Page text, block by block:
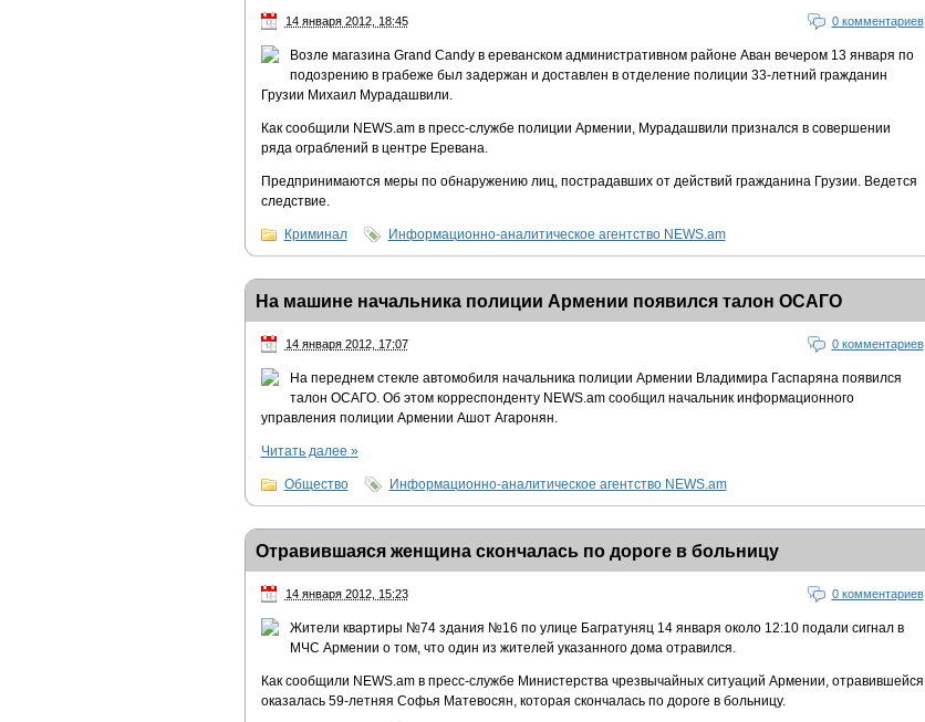
14 января 2012, 18:45 0 комментариев
Возле магазина Grand Candy в ереванском административном районе Аван вечером 13 января по
подозрению в грабеже был задержан и доставлен в отделение полиции 33-летний гражданин
Грузии Михаил Мурадашвили.
Как сообщили NEWS.am в пресс-службе полиции Армении, Мурадашвили признался в совершении
ряда ограблений в центре Еревана.
Предпринимаются меры по обнаружению лиц, пострадавших от действий гражданина Грузии. Ведется
следствие.
Криминал Информационно-аналитическое агентство NEWS.am
На машине начальника полиции Армении появился талон ОСАГО
14 января 2012, 17:07 0 комментариев
На переднем стекле автомобиля начальника полиции Армении Владимира Гаспаряна появился
талон ОСАГО. Об этом корреспонденту NEWS.am сообщил начальник информационного
управления полиции Армении Ашот Агаронян.
Читать далее »
Общество Информационно-аналитическое агентство NEWS.am
Отравившаяся женщина скончалась по дороге в больницу
14 января 2012, 15:23 0 комментариев
Жители квартиры №74 здания №16 по улице Багратуняц 14 января около 12:10 подали сигнал в
МЧС Армении о том, что один из жителей указанного дома отравился.
Как сообщили NEWS.am в пресс-службе Министерства чрезвычайных ситуаций Армении, отравившейся
оказалась 59-летняя Софья Матевосян, которая скончалась по дороге в больницу.